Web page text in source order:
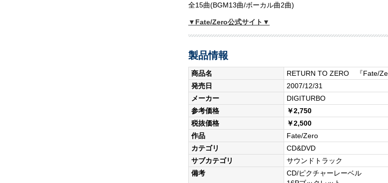
全15曲(BGM13曲/ボーカル曲2曲)
▼Fate/Zero公式サイト▼
製品情報
商品名
RETURN TO ZERO 『Fate/
発売日
2007/12/31
メーカー
DIGITURBO
参考価格
￥2,750
税抜価格
￥2,500
作品
Fate/Zero
カテゴリ
CD&DVD
サブカテゴリ
サウンドトラック
備考
CD/ピクチャーレーベル